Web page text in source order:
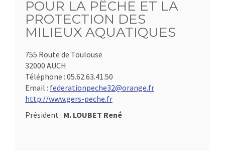
POUR LA PÊCHE ET LA
PROTECTION DES
MILIEUX AQUATIQUES
755 Route de Toulouse
32000 AUCH
Téléphone : 05.62.63.41.50
Email : federationpeche32@orange.fr
http://www.gers-peche.fr
Président : M. LOUBET René